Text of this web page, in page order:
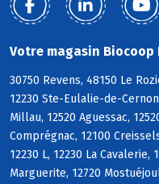
Votre magasin Biocoop
30750 Revens, 48150 Le
12230 Ste-Eulalie-de-
Millau, 12520 Aguessac,
Comprégnac, 12100
12230 L, 12230 La Cavalerie,
Marguerite, 12720